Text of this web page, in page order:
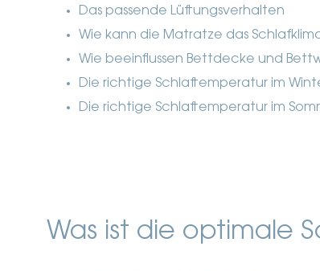
Das passende Lüftungsverhalten
Wie kann die Matratze das
Wie beeinflussen Bettdecke und
Die richtige Schlaftemperatur im
Die richtige Schlaftemperatur im
Was ist die optimale